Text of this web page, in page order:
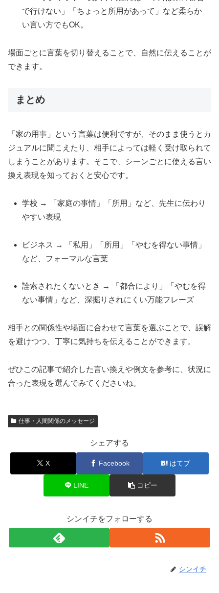
で行けない」「ちょっと所用があって」など柔らか
い言い方でもOK。
場面ごとに言葉を切り替えることで、自然に伝えることが
できます。
まとめ
「家の用事」という言葉は便利ですが、そのまま使うとカ
ジュアルに聞こえたり、相手によっては軽く受け取られて
しまうことがあります。そこで、シーンごとに使える言い
換え表現を知っておくと安心です。
学校 → 「家庭の事情」「所用」など、先生に伝わり
やすい表現
ビジネス → 「私用」「所用」「やむを得ない事情」
など、フォーマルな言葉
詮索されたくないとき → 「都合により」「やむを得
ない事情」など、深掘りされにくい万能フレーズ
相手との関係性や場面に合わせて言葉を選ぶことで、誤解
を避けつつ、丁寧に気持ちを伝えることができます。
ぜひこの記事で紹介した言い換えや例文を参考に、状況に
合った表現を選んでみてくださいね。
仕事・人間関係のメッセージ
シェアする
X Facebook はてブ
LINE コピー
シンイチをフォローする
シンイチ